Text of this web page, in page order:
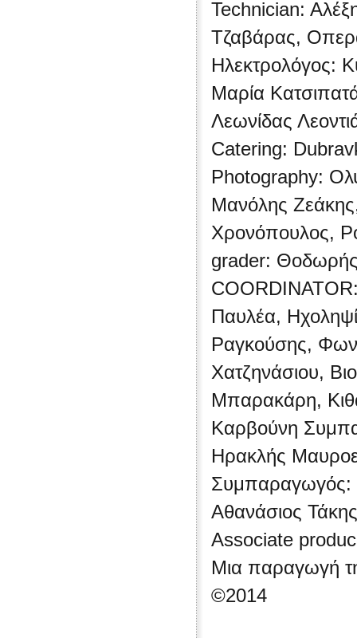
Technician:
Τζαβάρας,
Ηλεκτρολόγος:
Μαρία
Λεωνίδας
Catering:
Photography:
Μανόλης
Χρονόπουλος,
grader:
Παυλέα,
Ραγκούσης,
Χατζηνάσιου,
Μπαρακάρη,
Καρβούνη
Ηρακλής
Συμπαραγωγός:
Αθανάσιος Τάκης
Αssociate
Μια παραγωγή
©2014